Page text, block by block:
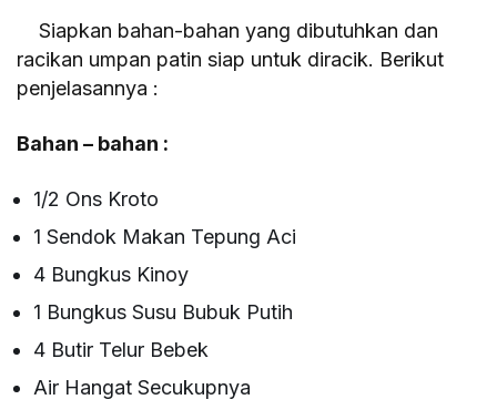
Siapkan bahan-bahan yang dibutuhkan dan
racikan umpan patin siap untuk diracik. Berikut
penjelasannya :
Bahan – bahan :
1/2 Ons Kroto
1 Sendok Makan Tepung Aci
4 Bungkus Kinoy
1 Bungkus Susu Bubuk Putih
4 Butir Telur Bebek
Air Hangat Secukupnya